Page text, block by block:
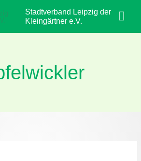
Stadtverband Leipzig der
Kleingärtner e.V.